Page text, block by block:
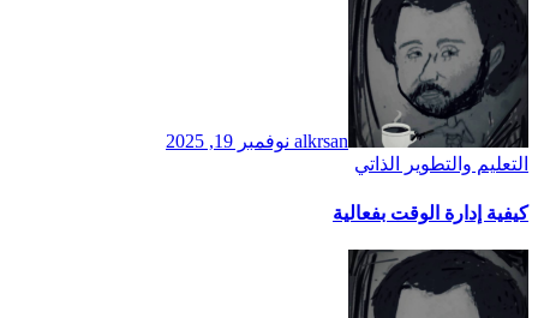
alkrsan نوفمبر 19, 2025
التعليم والتطوير الذاتي
كيفية إدارة الوقت بفعالية